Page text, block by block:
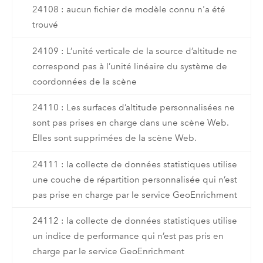
24108 : aucun fichier de modèle connu n'a été
trouvé
24109 : L’unité verticale de la source d’altitude ne
correspond pas à l’unité linéaire du système de
coordonnées de la scène
24110 : Les surfaces d’altitude personnalisées ne
sont pas prises en charge dans une scène Web.
Elles sont supprimées de la scène Web.
24111 : la collecte de données statistiques utilise
une couche de répartition personnalisée qui n’est
pas prise en charge par le service GeoEnrichment
24112 : la collecte de données statistiques utilise
un indice de performance qui n’est pas pris en
charge par le service GeoEnrichment